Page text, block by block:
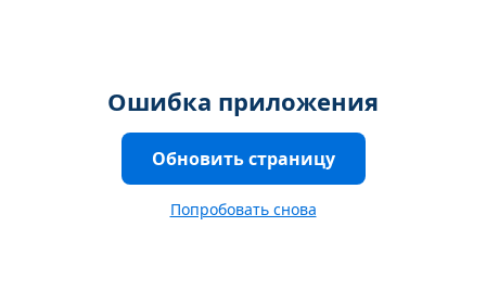
Ошибка приложения
Обновить страницу
Попробовать снова